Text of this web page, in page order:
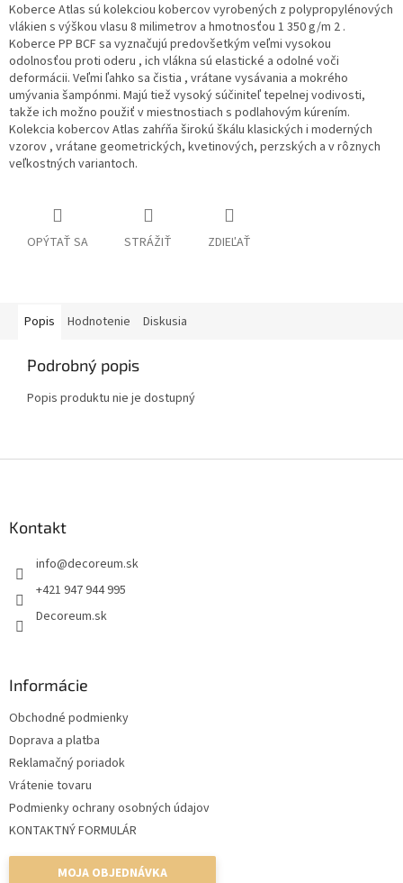
Koberce Atlas sú kolekciou kobercov vyrobených z polypropylénových
vlákien s výškou vlasu 8 milimetrov a hmotnosťou 1 350 g/m 2 .
Koberce PP BCF sa vyznačujú predovšetkým veľmi vysokou
odolnosťou proti oderu , ich vlákna sú elastické a odolné voči
deformácii. Veľmi ľahko sa čistia , vrátane vysávania a mokrého
umývania šampónmi. Majú tiež vysoký súčiniteľ tepelnej vodivosti,
takže ich možno použiť v miestnostiach s podlahovým kúrením.
Kolekcia kobercov Atlas zahŕňa širokú škálu klasických i moderných
vzorov , vrátane geometrických, kvetinových, perzských a v rôznych
veľkostných variantoch.
OPÝTAŤ SA STRÁŽIŤ ZDIEĽAŤ
Popis Hodnotenie Diskusia
Podrobný popis
Popis produktu nie je dostupný
Kontakt
info@decoreum.sk
+421 947 944 995
Decoreum.sk
Informácie
Obchodné podmienky
Doprava a platba
Reklamačný poriadok
Vrátenie tovaru
Podmienky ochrany osobných údajov
KONTAKTNÝ FORMULÁR
MOJA OBJEDNÁVKA